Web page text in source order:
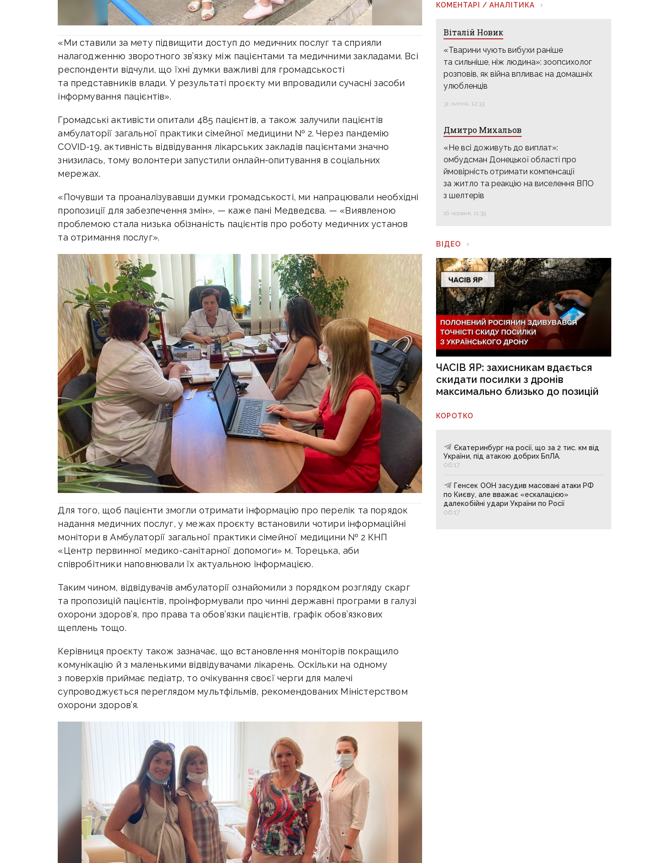
«Ми ставили за мету підвищити доступ до медичних послуг та сприяли
налагодженню зворотного зв’язку між пацієнтами та медичними закладами. Всі
респонденти відчули, що їхні думки важливі для громадськості
та представників влади. У результаті проєкту ми впровадили сучасні засоби
інформування пацієнтів».
Громадські активісти опитали 485 пацієнтів, а також залучили пацієнтів
амбулаторії загальної практики сімейної медицини № 2. Через пандемію
COVID-19, активність відвідування лікарських закладів пацієнтами значно
знизилась, тому волонтери запустили онлайн-опитування в соціальних
мережах.
«Почувши та проаналізувавши думки громадськості, ми напрацювали необхідні
пропозиції для забезпечення змін», — каже пані Медведєва. — «Виявленою
проблемою стала низька обізнаність пацієнтів про роботу медичних установ
та отримання послуг».
Для того, щоб пацієнти змогли отримати інформацію про перелік та порядок
надання медичних послуг, у межах проєкту встановили чотири інформаційні
монітори в Амбулаторії загальної практики сімейної медицини № 2 КНП
«Центр первинної медико-санітарної допомоги» м. Торецька, аби
співробітники наповнювали їх актуальною інформацією.
Таким чином, відвідувачів амбулаторії ознайомили з порядком розгляду скарг
та пропозицій пацієнтів, проінформували про чинні державні програми в галузі
охорони здоров’я, про права та обов’язки пацієнтів, графік обов’язкових
щеплень тощо.
Керівниця проєкту також зазначає, що встановлення моніторів покращило
комунікацію й з маленькими відвідувачами лікарень. Оскільки на одному
з поверхів приймає педіатр, то очікування своєї черги для малечі
супроводжується переглядом мультфільмів, рекомендованих Міністерством
охорони здоров’я.
КОМЕНТАРІ / АНАЛІТИКА
Віталій Новик
«Тварини чують вибухи раніше
та сильніше, ніж людина»: зоопсихолог
розповів, як війна впливає на домашніх
улюбленців
31 липня, 12:33
Дмитро Михальов
«Не всі доживуть до виплат»:
омбудсман Донецької області про
ймовірність отримати компенсації
за житло та реакцію на виселення ВПО
з шелтерів
16 червня, 11:39
ВІДЕО
ЧАСІВ ЯР: захисникам вдається
скидати посилки з дронів
максимально близько до позицій
КОРОТКО
Єкатеринбург на росії, що за 2 тис. км від
України, під атакою добрих БпЛА.
06:17
Генсек ООН засудив масовані атаки РФ
по Києву, але вважає «ескалацією»
далекобійні удари України по Росії
06:17